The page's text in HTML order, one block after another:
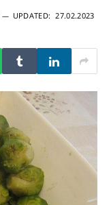
UPDATED: 27.02.2023